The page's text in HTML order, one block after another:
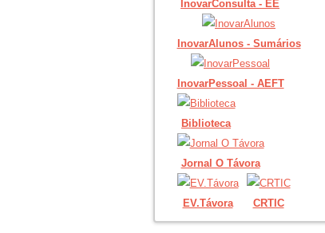
InovarConsulta - EE
InovarAlunos - Sumários
InovarPessoal - AEFT
Biblioteca
Jornal O Távora
EV.Távora CRTIC